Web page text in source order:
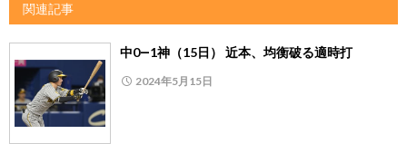
関連記事
中0―1神（15日） 近本、均衡破る適時打
2024年5月15日